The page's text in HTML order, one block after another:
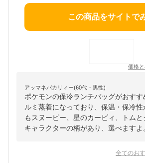
この商品をサイトで
価格
アッマネバカリィー(60代・男性)
ポケモンの保冷ランチバッグがおす
ルミ蒸着になっており、保温・保冷
もスヌーピー、星のカービィ、トム
キャラクターの柄があり、選べますよ
全てのお